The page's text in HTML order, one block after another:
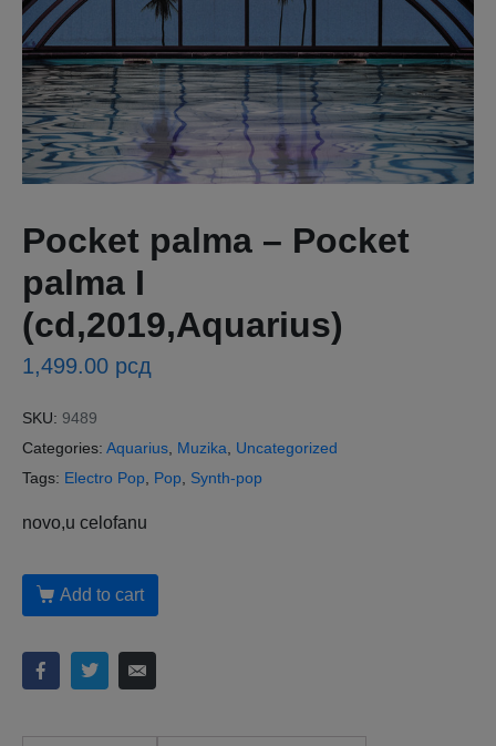
Pocket palma – Pocket
palma I
(cd,2019,Aquarius)
1,499.00 рсд
SKU: 9489
Categories: Aquarius Muzika
Uncategorized
Tags: Electro Pop Pop Synth-pop
novo,u celofanu
Add to cart